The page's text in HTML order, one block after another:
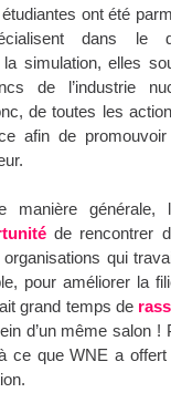
ont été
dans le
simulation, elles
de l’industrie
de toutes les
afin de promouvoir
manière
de rencontrer
qui
pour améliorer la
grand temps de
d’un même salon !
ce que WNE a